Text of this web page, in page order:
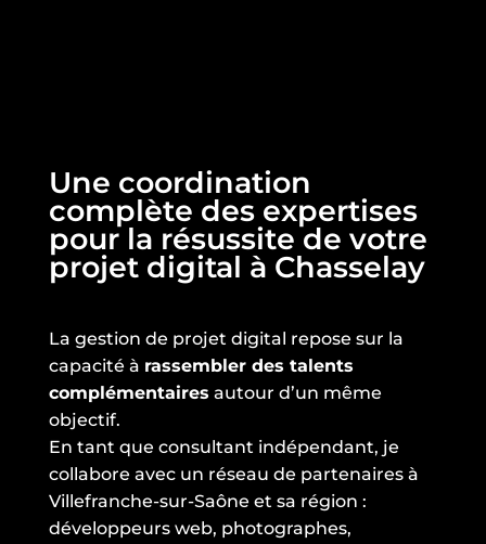
Une coordination
complète des expertises
pour la résussite de votre
projet digital à Chasselay
La gestion de projet digital repose sur la
capacité à rassembler des talents
complémentaires autour d’un même
objectif.
En tant que consultant indépendant, je
collabore avec un réseau de partenaires à
Villefranche-sur-Saône et sa région :
développeurs web, photographes,